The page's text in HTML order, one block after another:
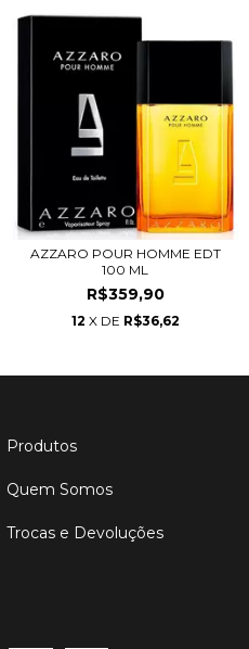
AZZARO POUR HOMME EDT
100 ML
R$359,90
12 X DE R$36,62
Produtos
Quem Somos
Trocas e Devoluções